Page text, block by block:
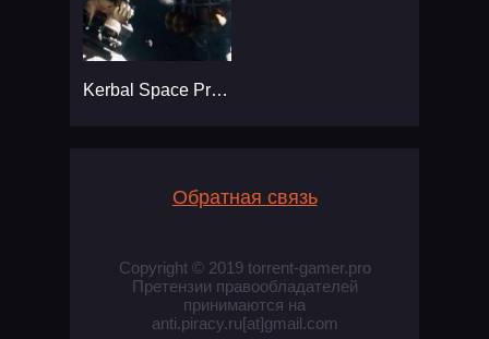
Kerbal Space Program 2
Обратная связь
Copyright © 2019 torrent-gamer.pro
Претензии правообладателей
принимаются на
anti.piracy.ru[at]gmail.com